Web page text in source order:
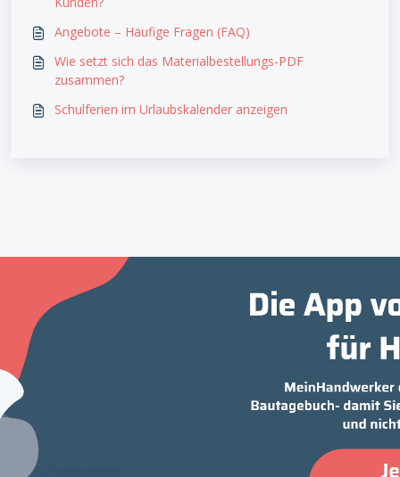
Angebote – Häufige Fragen (FAQ)
Wie setzt sich das Materialbestellungs-PDF
zusammen?
Schulferien im Urlaubskalender anzeigen